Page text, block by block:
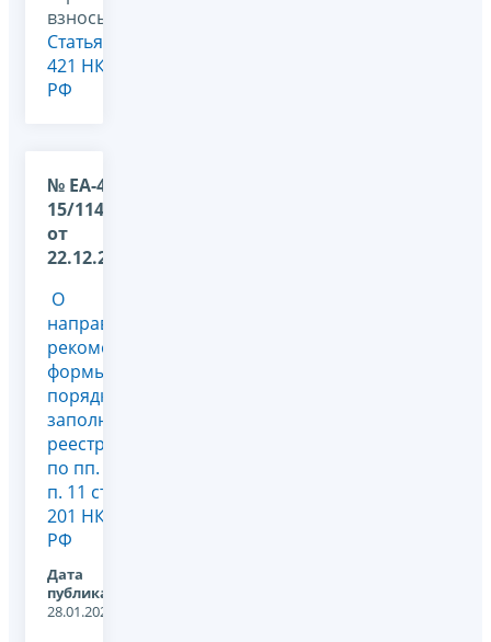
взносы,
Статья
421 НК
РФ
№ ЕА-4-
15/11485@
от
22.12.2025
О
направлении
рекомендуемой
формы и
порядка
заполнения
реестра,
по пп. 7
п. 11 ст.
201 НК
РФ
Дата
публикации:
28.01.2026